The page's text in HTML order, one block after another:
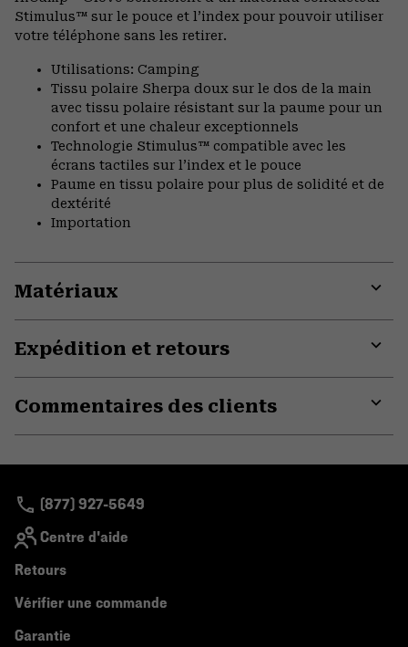
Stimulus™ sur le pouce et l’index pour pouvoir utiliser
votre téléphone sans les retirer.
Utilisations: Camping
Tissu polaire Sherpa doux sur le dos de la main
avec tissu polaire résistant sur la paume pour un
confort et une chaleur exceptionnels
Technologie Stimulus™ compatible avec les
écrans tactiles sur l’index et le pouce
Paume en tissu polaire pour plus de solidité et de
dextérité
Importation
Matériaux
Expédition et retours
Commentaires des clients
(877) 927-5649
Centre d'aide
Retours
Vérifier une commande
Garantie